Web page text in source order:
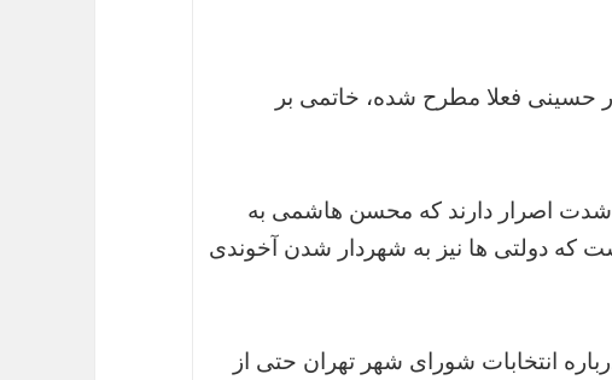
حسینی فعلا مطرح شده، خاتمی بر
شدت اصرار دارند که محسن هاشمی به
که دولتی ها نیز به شهردار شدن آخوندی
انتخابات شورای شهر تهران حتی از